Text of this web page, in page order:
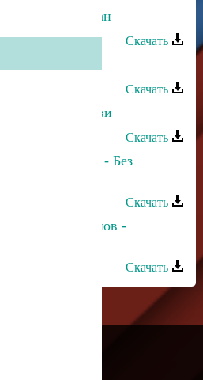
зовут Аслан
Скачать
не забуду тебя
Скачать
о любви
Скачать
Гусейнов - Без
Скачать
и Аслан Гусейнов -
Скачать